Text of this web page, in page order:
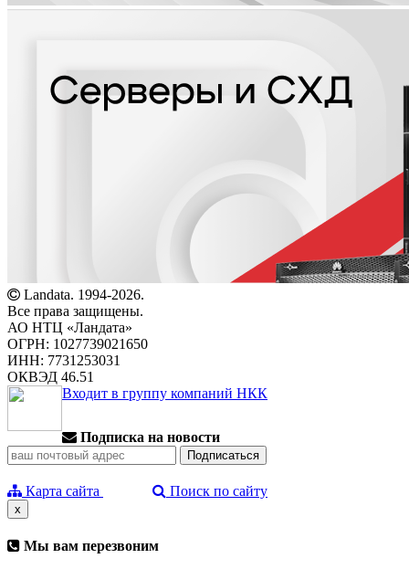
Landata. 1994-2026.
Все права защищены.
АО НТЦ «Ландата»
ОГРН: 1027739021650
ИНН: 7731253031
ОКВЭД 46.51
Входит в группу компаний НКК
Подписка на новости
Карта сайта Поиск по сайту
x
Мы вам перезвоним